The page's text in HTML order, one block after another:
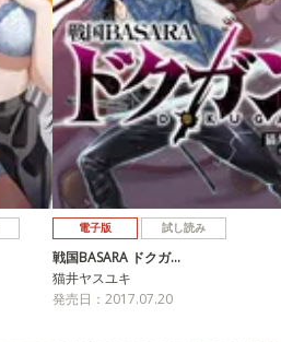
電子版 試し読み
戦国BASARA ドクガ…
猫井ヤスユキ
発売日：2017.07.20